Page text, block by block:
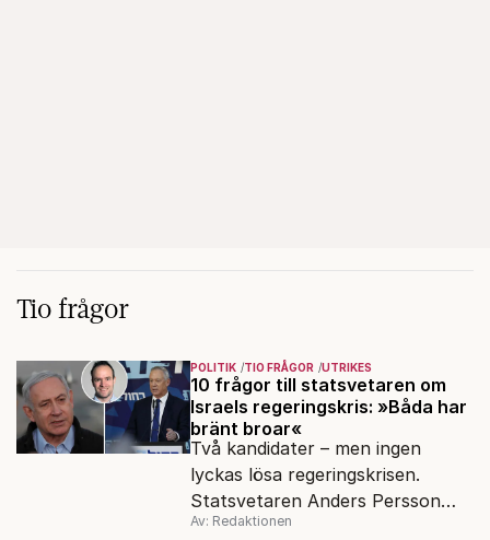
Tio frågor
POLITIK TIO FRÅGOR UTRIKES
10 frågor till statsvetaren om
Israels regeringskris: »Båda har
bränt broar«
Två kandidater – men ingen
lyckas lösa regeringskrisen.
Statsvetaren Anders Persson
förklarar varför det är ett
Av: Redaktionen